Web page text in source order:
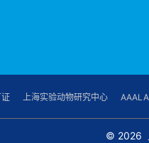
上海实验动物研究中心
© 2026